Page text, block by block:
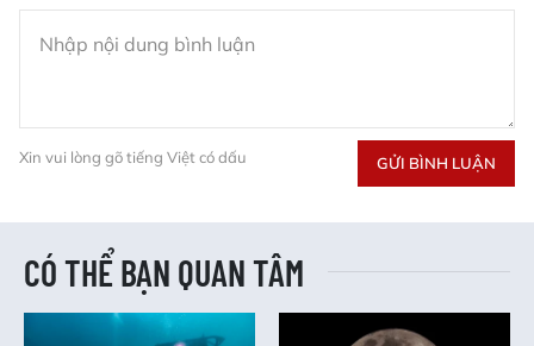
Xin vui lòng gõ tiếng Việt có dấu GỬI BÌNH LUẬN
CÓ THỂ BẠN QUAN TÂM